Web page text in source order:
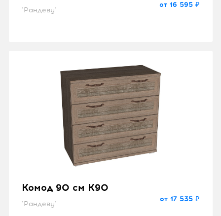
"Рандеву"
от 16 595 ₽
Комод 90 см K90
"Рандеву"
от 17 535 ₽